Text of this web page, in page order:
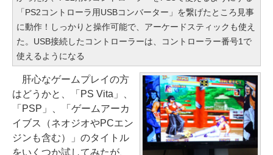
「PS2コントローラ用USBコンバーター」を繋げたところ見事
に動作！しっかりと操作可能で、アーケードスティックも使え
た。USB接続したコントローラーは、コントローラー番号1で
使えるようになる
肝心なゲームプレイの方
はどうかと、「PS Vita」、
「PSP」、「ゲームアーカ
イブス（ネオジオやPCエン
ジンも含む）」のタイトル
をいくつか試してみたが、